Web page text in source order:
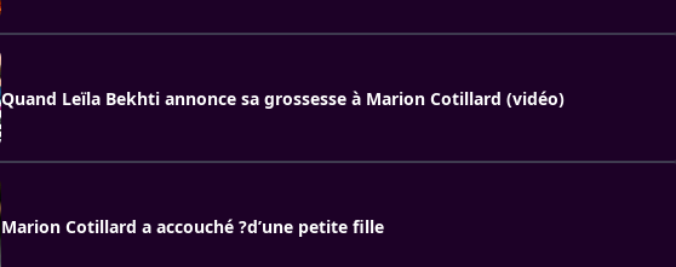
Quand Leïla Bekhti annonce sa grossesse à Marion Cotillard (vidéo)
Marion Cotillard a accou­ché ?d’une petite fille